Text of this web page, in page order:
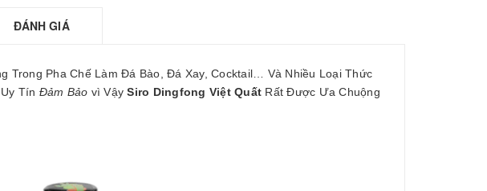
ĐÁNH GIÁ
Trong Pha Chế Làm Đá Bào, Đá Xay, Cocktail… Và Nhiều Loại Thức
Tín Đảm Bảo vì VậySiro Dingfong Việt Quất Rất Được Ưa Chuộng